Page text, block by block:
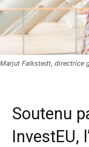
Marjut Falkstedt, directrice
Soutenu
InvestEU,